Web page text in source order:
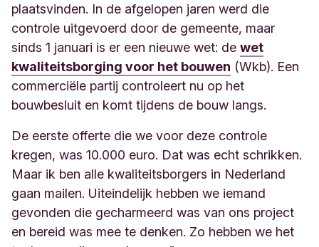
plaatsvinden. In de afgelopen jaren werd die
controle uitgevoerd door de gemeente, maar
sinds 1 januari is er een nieuwe wet: de wet
kwaliteitsborging voor het bouwen (Wkb). Een
commerciële partij controleert nu op het
bouwbesluit en komt tijdens de bouw langs.
De eerste offerte die we voor deze controle
kregen, was 10.000 euro. Dat was echt schrikken.
Maar ik ben alle kwaliteitsborgers in Nederland
gaan mailen. Uiteindelijk hebben we iemand
gevonden die gecharmeerd was van ons project
en bereid was mee te denken. Zo hebben we het